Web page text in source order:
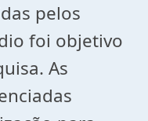
pelos
foi objetivo
As